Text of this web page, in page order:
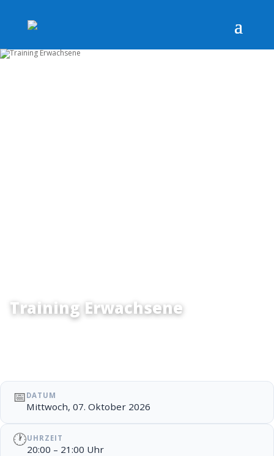
Training Erwachsene
📅 DATUM
Mittwoch, 07. Oktober 2026
🕐UHRZEIT
20:00 – 21:00 Uhr